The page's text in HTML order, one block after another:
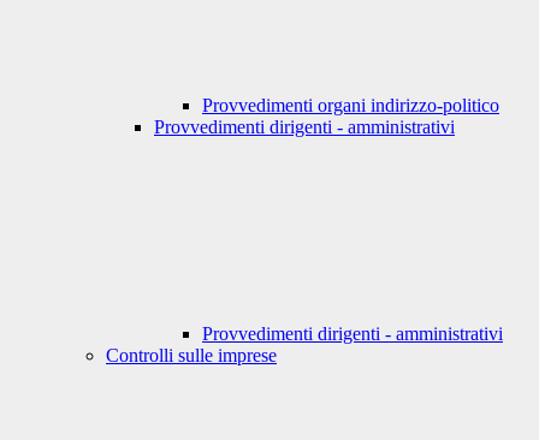
Provvedimenti organi indirizzo-politico
Provvedimenti dirigenti - amministrativi
Provvedimenti dirigenti - amministrativi
Controlli sulle imprese